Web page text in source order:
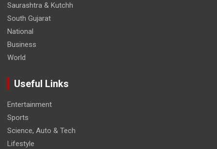
Saurashtra & Kutchh
South Gujarat
National
Business
World
Useful Links
Entertainment
Sports
Science, Auto & Tech
Lifestyle